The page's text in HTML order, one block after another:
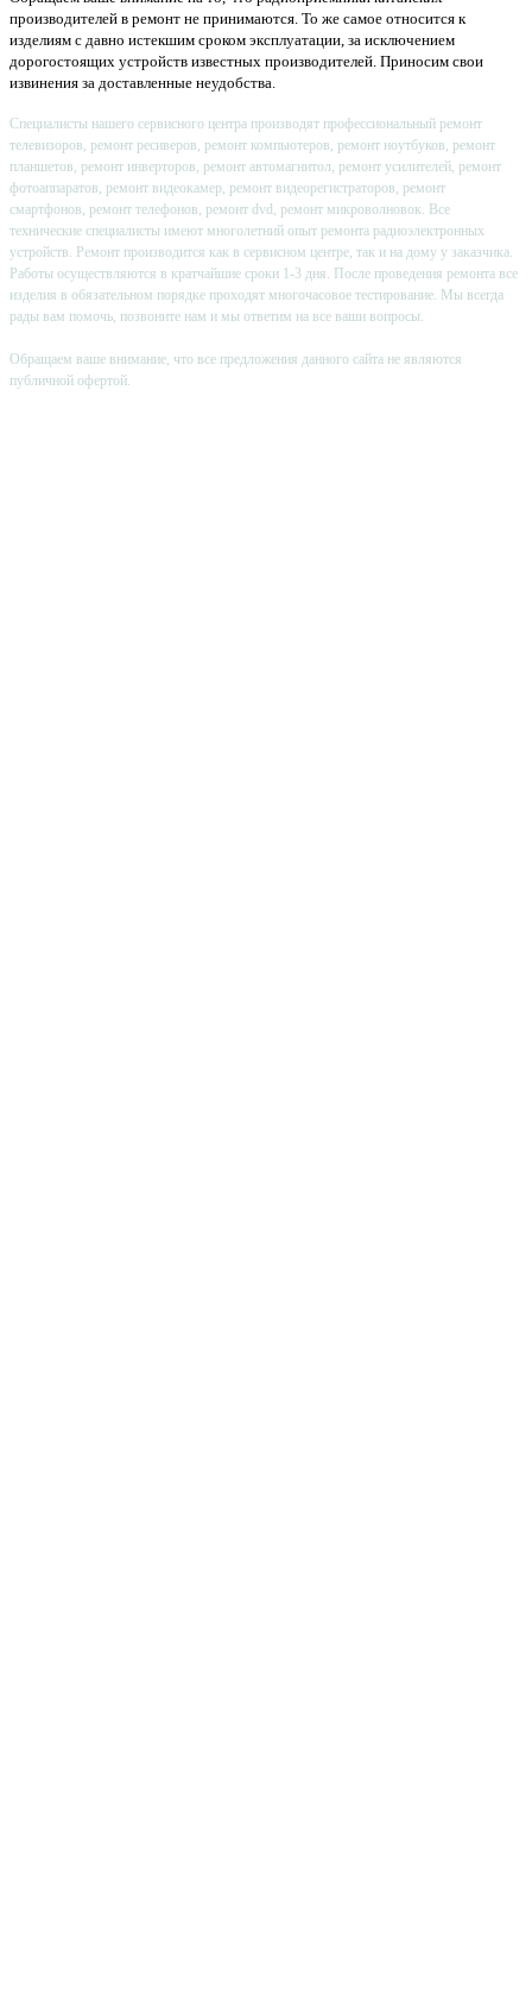
производителей в ремонт не принимаются. То же самое относится к
изделиям с давно истекшим сроком эксплуатации, за исключением
дорогостоящих устройств известных производителей. Приносим свои
извинения за доставленные неудобства.
Специалисты нашего сервисного центра производят профессиональный ремонт
телевизоров, ремонт ресиверов, ремонт компьютеров, ремонт ноутбуков, ремонт
планшетов, ремонт инверторов, ремонт автомагнитол, ремонт усилителей, ремонт
фотоаппаратов, ремонт видеокамер, ремонт видеорегистраторов, ремонт
смартфонов, ремонт телефонов, ремонт dvd, ремонт микроволновок. Все
технические специалисты имеют многолетний опыт ремонта радиоэлектронных
устройств. Ремонт производится как в сервисном центре, так и на дому у заказчика.
Работы осуществляются в кратчайшие сроки 1-3 дня. После проведения ремонта все
изделия в обязательном порядке проходят многочасовое тестирование. Мы всегда
рады вам помочь, позвоните нам и мы ответим на все ваши вопросы.
Обращаем ваше внимание, что все предложения данного сайта не являются
публичной офертой.